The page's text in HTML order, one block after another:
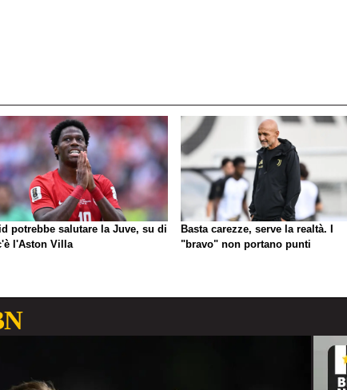
potrebbe salutare la Juve, su di
l'Aston Villa
Basta carezze, serve la realtà. I
"bravo" non portano punti